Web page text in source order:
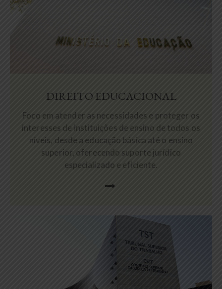
DIREITO EDUCACIONAL
Foco em atender as necessidades e proteger os
interesses de instituições de ensino de todos os
níveis, desde a educação básica até o ensino
superior, oferecendo suporte jurídico
especializado e eficiente.